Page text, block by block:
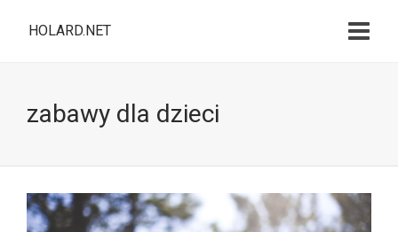
HOLARD.NET
zabawy dla dzieci